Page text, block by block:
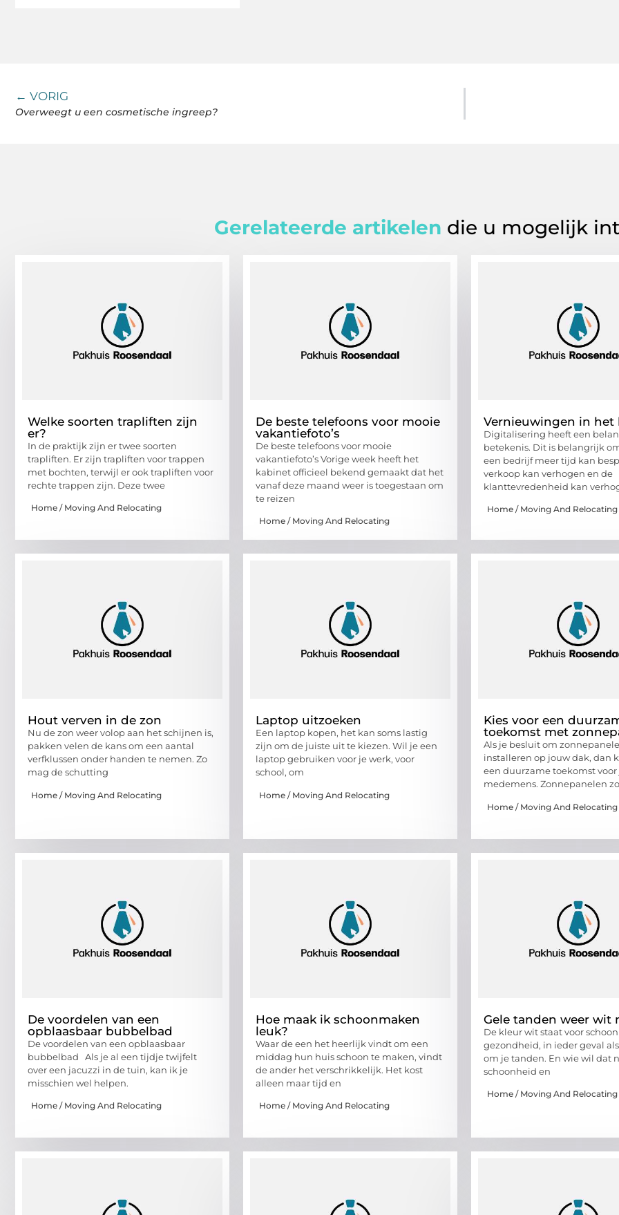
← VORIG
Overweegt u een cosmetische ingreep?
Gerelateerde artikelen die u mogelijk
Welke soorten trapliften zijn
er?
In de praktijk zijn er twee soorten
trapliften. Er zijn trapliften voor trappen
met bochten, terwijl er ook trapliften voor
rechte trappen zijn. Deze twee
Home / Moving And Relocating
De beste telefoons voor mooie
vakantiefoto’s
De beste telefoons voor mooie
vakantiefoto’s Vorige week heeft het
kabinet officieel bekend gemaakt dat het
vanaf deze maand weer is toegestaan om
te reizen
Home / Moving And Relocating
Vernieuwingen in het
Digitalisering heeft een
betekenis. Dit is belangrijk
een bedrijf meer tijd kan
verkoop kan verhogen en de
klanttevredenheid kan
Home / Moving And Relocating
Hout verven in de zon
Nu de zon weer volop aan het schijnen is,
pakken velen de kans om een aantal
verfklussen onder handen te nemen. Zo
mag de schutting
Home / Moving And Relocating
Laptop uitzoeken
Een laptop kopen, het kan soms lastig
zijn om de juiste uit te kiezen. Wil je een
laptop gebruiken voor je werk, voor
school, om
Home / Moving And Relocating
Kies voor een
toekomst met
Als je besluit om
installeren op jouw dak, dan
een duurzame toekomst voor
medemens. Zonnepanelen
Home / Moving And Relocating
De voordelen van een
opblaasbaar bubbelbad
De voordelen van een opblaasbaar
bubbelbad Als je al een tijdje twijfelt
over een jacuzzi in de tuin, kan ik je
misschien wel helpen.
Home / Moving And Relocating
Hoe maak ik schoonmaken
leuk?
Waar de een het heerlijk vindt om een
middag hun huis schoon te maken, vindt
de ander het verschrikkelijk. Het kost
alleen maar tijd en
Home / Moving And Relocating
Gele tanden weer wit
De kleur wit staat voor
gezondheid, in ieder geval
om je tanden. En wie wil dat
schoonheid en
Home / Moving And Relocating